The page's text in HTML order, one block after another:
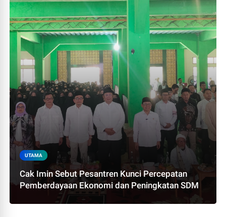
UTAMA
Cak Imin Sebut Pesantren Kunci Percepatan
Pemberdayaan Ekonomi dan Peningkatan SDM